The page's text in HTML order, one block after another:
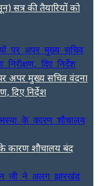
सत्र की तैयारियों को
अपर मुख्य सचिव वंदना
दिए निर्देश
के कारण शौचालय बंद